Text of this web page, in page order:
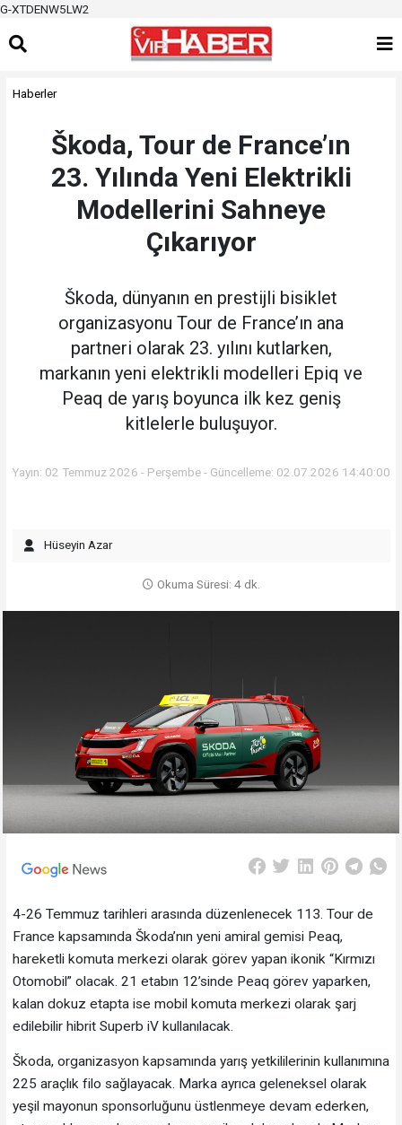
G-XTDENW5LW2
Haberler
Škoda, Tour de France’ın
23. Yılında Yeni Elektrikli
Modellerini Sahneye
Çıkarıyor
Škoda, dünyanın en prestijli bisiklet
organizasyonu Tour de France’ın ana
partneri olarak 23. yılını kutlarken,
markanın yeni elektrikli modelleri Epiq ve
Peaq de yarış boyunca ilk kez geniş
kitlelerle buluşuyor.
Yayın: 02 Temmuz 2026 - Perşembe - Güncelleme: 02.07.2026 14:40:00
Hüseyin Azar
Okuma Süresi: 4 dk.
4-26 Temmuz tarihleri arasında düzenlenecek 113. Tour de
France kapsamında Škoda’nın yeni amiral gemisi Peaq,
hareketli komuta merkezi olarak görev yapan ikonik “Kırmızı
Otomobil” olacak. 21 etabın 12’sinde Peaq görev yaparken,
kalan dokuz etapta ise mobil komuta merkezi olarak şarj
edilebilir hibrit Superb iV kullanılacak.
Škoda, organizasyon kapsamında yarış yetkililerinin kullanımına
225 araçlık filo sağlayacak. Marka ayrıca geleneksel olarak
yeşil mayonun sponsorluğunu üstlenmeye devam ederken,